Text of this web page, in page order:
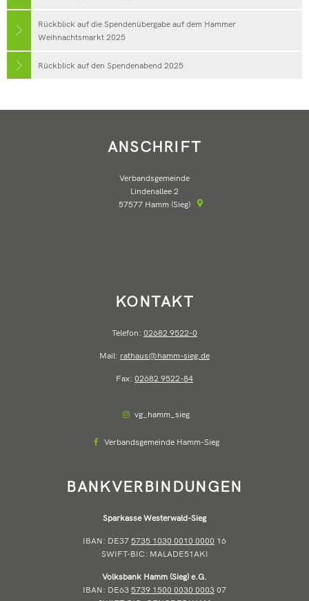
Rückblick auf die Spendenübergabe auf dem Hammer
Weihnachtsmarkt 2025
Rückblick auf den Spendenabend 2025
ANSCHRIFT
Verbandsgemeinde
Lindenallee 2
57577 Hamm (Sieg)
KONTAKT
Telefon: 02682 9522-0
Mail: rathaus@hamm-sieg.de
Fax: 02682 9522-84
vg_hamm_sieg
Verbandsgemeinde Hamm-Sieg
BANKVERBINDUNGEN
Sparkasse Westerwald-Sieg
IBAN: DE37 5735 1030 0010 0000 16
SWIFT-BIC: MALADE51AKI
Volksbank Hamm (Sieg) e.G.
IBAN: DE63 5739 1500 0030 0003 07